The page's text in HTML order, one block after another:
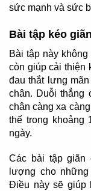
sức mạnh và sức
Bài tập kéo
Bài tập này
còn giúp cải thiện
đau thắt lưng
chân. Duỗi thẳng
chân càng xa
thế trong khoảng
ngày.
Các bài tập giãn
lượng cho
Điều này sẽ giúp